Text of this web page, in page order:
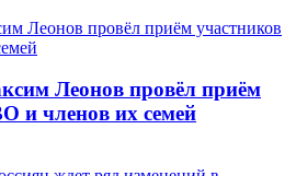
Леонов провёл приём
и членов их семей